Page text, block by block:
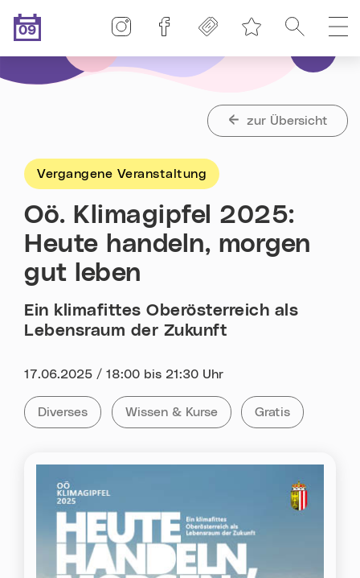
Heute ist der
09
Suche
Freikarten
Linz-Termine auf Facebook
Linz-Termine auf Instagram
zur Übersicht
Vergangene Veranstaltung
Oö. Klimagipfel 2025:
Heute handeln, morgen
gut leben
Ein klimafittes Oberösterreich als
Lebensraum der Zukunft
Datum:
17.06.2025 / 18:00 bis 21:30 Uhr
Kategorie:
Alle Veranstaltungen der Kategorie
Diverses Tag:Alle Veranstaltungen mit dem Tag
Wissen & Kurse Alle
Gratis